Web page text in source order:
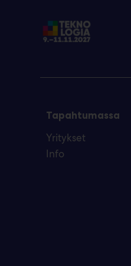
Tapahtumassa
Yritykset
Info